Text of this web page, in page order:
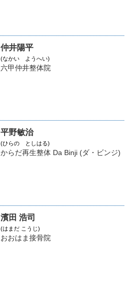
仲井陽平
(なかい ようへい)
六甲仲井整体院
平野敏治
(ひらの としはる)
からだ再生整体 Da Binji (ダ・ビンジ)
濱田 浩司
(はまだ こうじ)
おおはま接骨院